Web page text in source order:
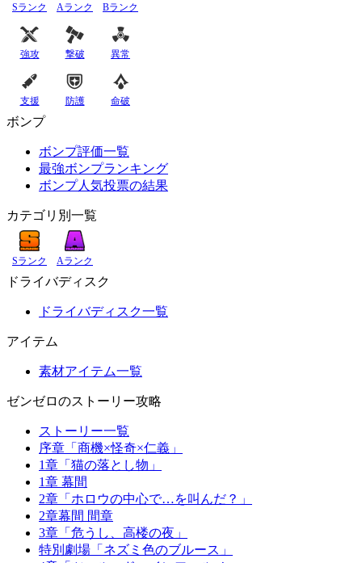
Sランク Aランク Bランク
強攻 撃破 異常
支援 防護 命破
ボンプ
ボンプ評価一覧
最強ボンプランキング
ボンプ人気投票の結果
カテゴリ別一覧
Sランク Aランク
ドライバディスク
ドライバディスク一覧
アイテム
素材アイテム一覧
ゼンゼロのストーリー攻略
ストーリー一覧
序章「商機×怪奇×仁義」
1章「猫の落とし物」
1章 幕間
2章「ホロウの中心で…を叫んだ？」
2章幕間 間章
3章「危うし、高楼の夜」
特別劇場「ネズミ色のブルース」